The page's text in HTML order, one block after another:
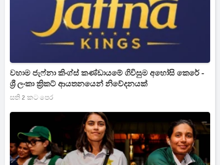
වහාම ජැෆ්නා කිංග්ස් කණ්ඩායමේ ගිවිසුම අහෝසි කෙරේ -
ශ්‍රී ලංකා ක්‍රිකට් ආයතනයෙන් නිවේදනයක්
සති 2 කට පෙර